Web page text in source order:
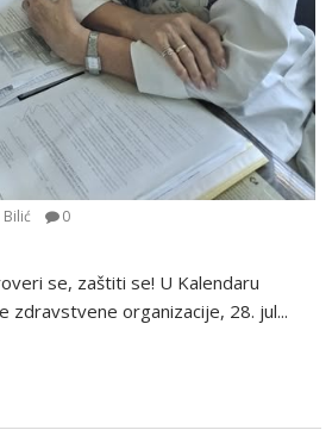
Bilić 0
se, zaštiti se! U Kalendaru
zdravstvene organizacije, 28. jul...